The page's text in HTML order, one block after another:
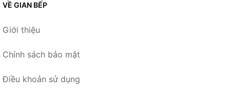
VỀ GIAN BẾP
Giới thiệu
Chính sách bảo mật
Điều khoản sử dụng